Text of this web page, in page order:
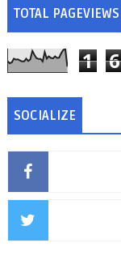
TOTAL PAGEVIEWS
1 6
SOCIALIZE